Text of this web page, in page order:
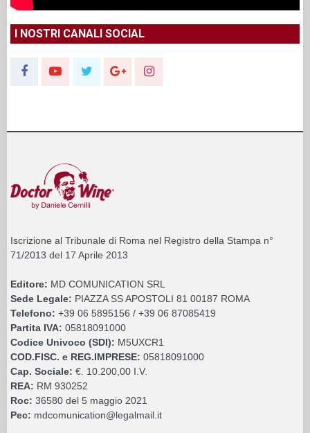
I NOSTRI CANALI SOCIAL
Iscrizione al Tribunale di Roma nel Registro della Stampa n°
71/2013 del 17 Aprile 2013
Editore: MD COMUNICATION SRL
Sede Legale: PIAZZA SS APOSTOLI 81 00187 ROMA
Telefono: +39 06 5895156 / +39 06 87085419
Partita IVA: 05818091000
Codice Univoco (SDI): M5UXCR1
COD.FISC. e REG.IMPRESE: 05818091000
Cap. Sociale: €. 10.200,00 I.V.
REA: RM 930252
Roc: 36580 del 5 maggio 2021
Pec: mdcomunication@legalmail.it